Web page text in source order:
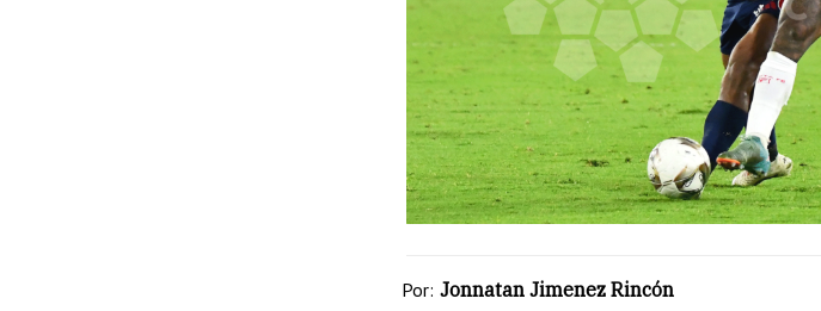
Por: Jonnatan Jimenez Rincón